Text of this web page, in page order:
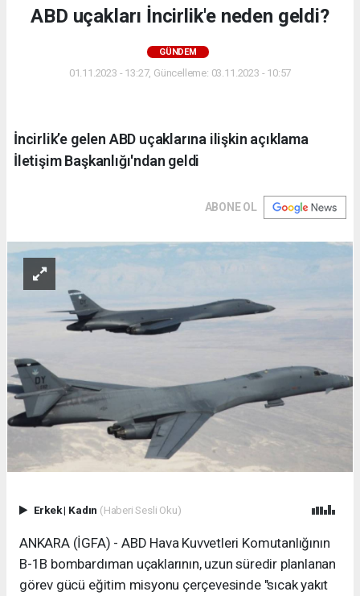
ABD uçakları İncirlik'e neden geldi?
GÜNDEM
01.11.2023 - 13:27, Güncelleme: 03.11.2023 - 10:57
İncirlik’e gelen ABD uçaklarına ilişkin açıklama
İletişim Başkanlığı'ndan geldi
ABONE OL
Erkek| Kadın (Haberi Sesli Oku)
ANKARA (İGFA) - ABD Hava Kuvvetleri Komutanlığının
B-1B bombardıman uçaklarının, uzun süredir planlanan
görev gücü eğitim misyonu çerçevesinde "sıcak yakıt